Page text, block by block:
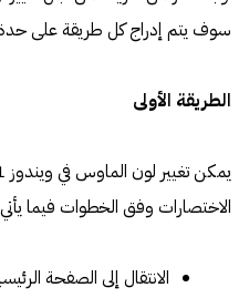
سوف يتم إدراج كل طريقة على
الطريقة الأولى
الاختصارات وفق الخطوات فيما
الانتقال إلى الصفحة